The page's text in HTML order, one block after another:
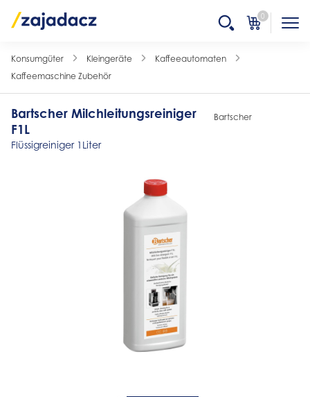
0
Konsumgüter Kleingeräte
Kaffeeautomaten
Kaffeemaschine Zubehör
Bartscher Milchleitungsreiniger
F1L
Flüssigreiniger 1Liter
Bartscher